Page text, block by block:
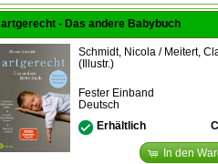
artgerecht - Das andere Babybuch
Schmidt, Nicola / Meitert,
(Illustr.)
Fester Einband
Deutsch
Erhältlich
In den